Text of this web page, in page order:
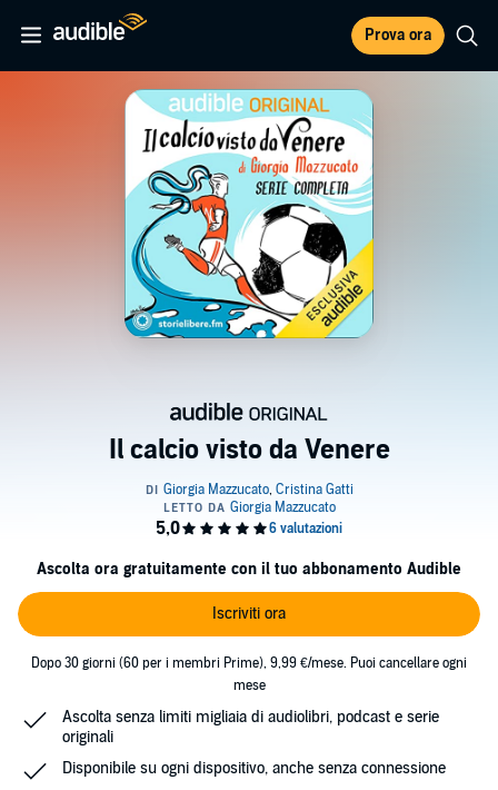
Prova ora
Il calcio visto da Venere
Ascolta ora gratuitamente con il tuo abbonamento Audible
Iscriviti ora
Dopo 30 giorni (60 per i membri Prime), 9,99 €/mese. Puoi cancellare ogni
mese
Ascolta senza limiti migliaia di audiolibri, podcast e serie
originali
Disponibile su ogni dispositivo, anche senza connessione